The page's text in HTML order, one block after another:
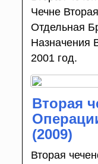
Чечне
Отдельная
Назначения
2001 год.
Вторая
(2009)
Вторая